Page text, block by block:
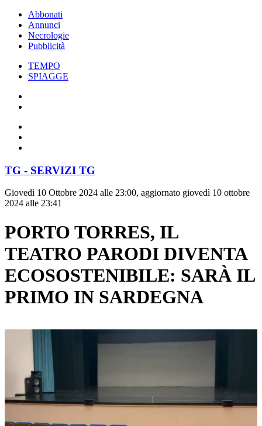
Abbonati
Annunci
Necrologie
Pubblicità
TEMPO
SPIAGGE
TG - SERVIZI TG
Giovedì 10 Ottobre 2024 alle 23:00, aggiornato giovedì 10 ottobre
2024 alle 23:41
PORTO TORRES, IL
TEATRO PARODI DIVENTA
ECOSOSTENIBILE: SARÀ IL
PRIMO IN SARDEGNA